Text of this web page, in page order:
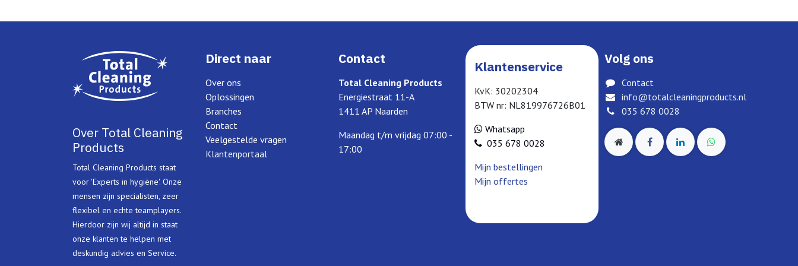
Over Total Cleaning
Products
Total Cleaning Products staat
voor 'Experts in hygiëne'. Onze
mensen zijn specialisten, zeer
flexibel en echte teamplayers.
Hierdoor zijn wij altijd in staat
onze klanten te helpen met
deskundig advies en Service.
Direct naar
Over ons
Oplossingen
Branches
Contact
Veelgestelde vragen
Klantenportaal
Contact
Total Cleaning Products
Energiestraat 11-A
1411 AP Naarden
Maandag t/m vrijdag 07:00 -
17:00
Klantenservice
KvK: 30202304
BTW nr: NL819976726B01
Whatsapp
035 678 0028
Mijn bestellingen
Mijn offertes
Volg ons
Contact
info@totalcleaningproducts.nl
035 678 0028